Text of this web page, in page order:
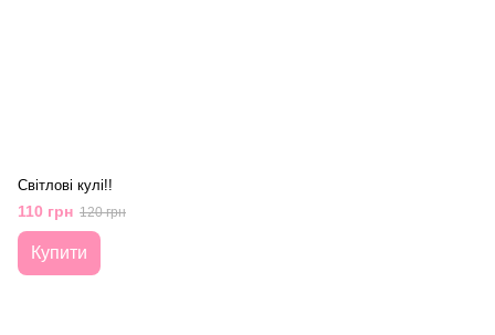
Світлові кулі!!
110 грн 120 грн
Купити